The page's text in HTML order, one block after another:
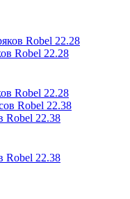
Robel 22.28
Robel 22.28
Robel 22.38
Robel 22.38